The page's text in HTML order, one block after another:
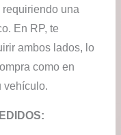
una
En RP, te
ambos lados, lo
como en
vehículo.